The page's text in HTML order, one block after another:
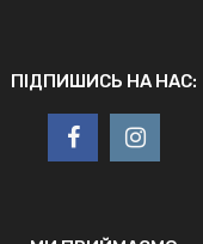
ПІДПИШИСЬ НА НАС: